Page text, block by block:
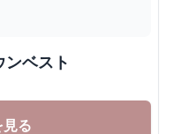
ベスト
る